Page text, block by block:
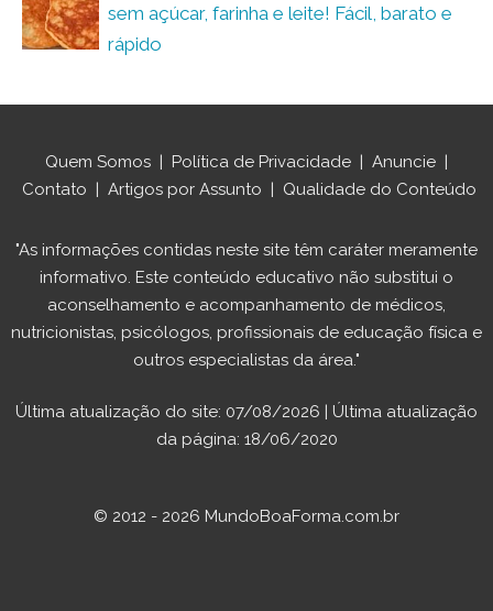
sem açúcar, farinha e leite! Fácil, barato e
rápido
Quem Somos | Política de Privacidade | Anuncie |
Contato | Artigos por Assunto | Qualidade do Conteúdo
"As informações contidas neste site têm caráter meramente
informativo. Este conteúdo educativo não substitui o
aconselhamento e acompanhamento de médicos,
nutricionistas, psicólogos, profissionais de educação física e
outros especialistas da área."
Última atualização do site: 07/08/2026 | Última atualização
da página: 18/06/2020
© 2012 - 2026 MundoBoaForma.com.br